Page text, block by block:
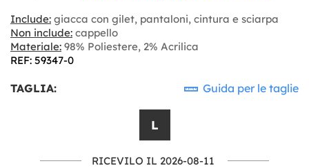
Include: giacca con gilet, pantaloni, cintura e sciarpa
Non include: cappello
Materiale: 98% Poliestere, 2% Acrilica
REF: 59347-0
TAGLIA: Guida per le taglie
L
RICEVILO IL 2026-08-11